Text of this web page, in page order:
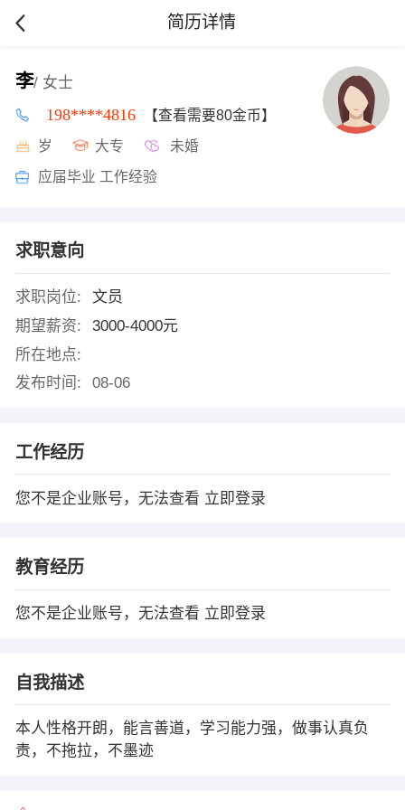
简历详情
李/ 女士
198****4816 【查看需要80金币】
岁 大专 未婚
应届毕业 工作经验
求职意向
求职岗位:
文员
期望薪资:
3000-4000元
所在地点:
发布时间:
08-06
工作经历
您不是企业账号，无法查看 立即登录
教育经历
您不是企业账号，无法查看 立即登录
自我描述
本人性格开朗，能言善道，学习能力强，做事认真负
责，不拖拉，不墨迹